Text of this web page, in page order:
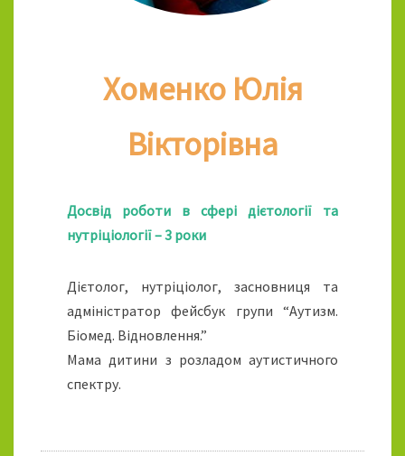
Хоменко Юлія
Вікторівна
Досвід роботи в сфері дієтології та
нутріціології – 3 роки
Дієтолог, нутріціолог, засновниця та
адміністратор фейсбук групи “Аутизм.
Біомед. Відновлення.”
Мама дитини з розладом аутистичного
спектру.